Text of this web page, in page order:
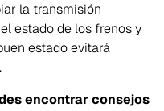
la transmisión
estado de los frenos y
estado evitará
encontrar consejos